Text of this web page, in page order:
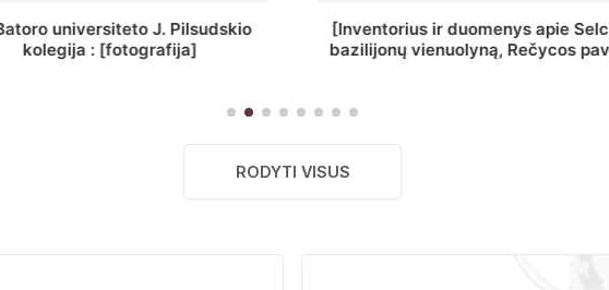
ir duomenys apie Selcų
vienuolyną, Rečycos pav.]
„Wiadomośc Połockiey Uniackiey
Dyecezyi..."
RODYTI VISUS